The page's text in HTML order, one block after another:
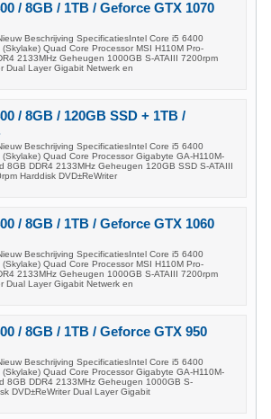
/ 8GB / 1TB / Geforce GTX 1070
Beschrijving SpecificatiesIntel Core i5 6400
Quad Core Processor MSI H110M Pro-
2133MHz Geheugen 1000GB S-ATAIII 7200rpm
Dual Layer Gigabit Netwerk en
/ 8GB / 120GB SSD + 1TB /
Beschrijving SpecificatiesIntel Core i5 6400
Quad Core Processor Gigabyte GA-H110M-
8GB DDR4 2133MHz Geheugen 120GB SSD S-ATAIII
Harddisk DVD±ReWriter
/ 8GB / 1TB / Geforce GTX 1060
Beschrijving SpecificatiesIntel Core i5 6400
Quad Core Processor MSI H110M Pro-
2133MHz Geheugen 1000GB S-ATAIII 7200rpm
Dual Layer Gigabit Netwerk en
/ 8GB / 1TB / Geforce GTX 950
Beschrijving SpecificatiesIntel Core i5 6400
Quad Core Processor Gigabyte GA-H110M-
8GB DDR4 2133MHz Geheugen 1000GB S-
DVD±ReWriter Dual Layer Gigabit